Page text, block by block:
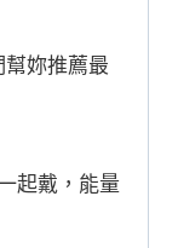
妳推薦最
起戴，能量